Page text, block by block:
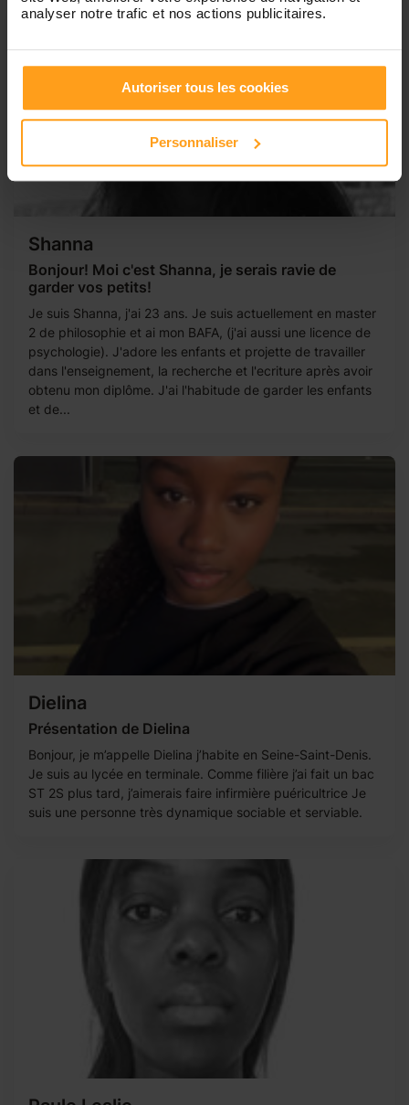
analyser notre trafic et nos actions publicitaires.
Autoriser tous les cookies
Personnaliser
Shanna
Bonjour! Moi c'est Shanna, je serais ravie de
garder vos petits!
Je suis Shanna, j'ai 23 ans. Je suis actuellement en master
2 de philosophie et ai mon BAFA, (j'ai aussi une licence de
psychologie). J'adore les enfants et projette de travailler
dans l'enseignement, la recherche et l'ecriture après avoir
obtenu mon diplôme. J'ai l'habitude de garder les enfants
et de...
Dielina
Présentation de Dielina
Bonjour, je m’appelle Dielina j’habite en Seine-Saint-Denis.
Je suis au lycée en terminale. Comme filière j’ai fait un bac
ST 2S plus tard, j’aimerais faire infirmière puéricultrice Je
suis une personne très dynamique sociable et serviable.